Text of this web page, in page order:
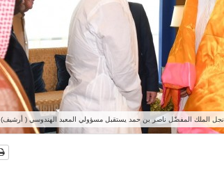
نجل الملك المفضّل ناصر بن حمد يستقبل مسؤولي المعبد الهندوسي ( أرشيف)